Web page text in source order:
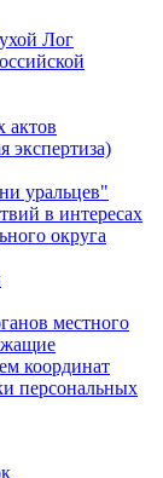
Лог
актов
экспертиза)
уральцев"
в интересах
округа
местного
координат
персональных